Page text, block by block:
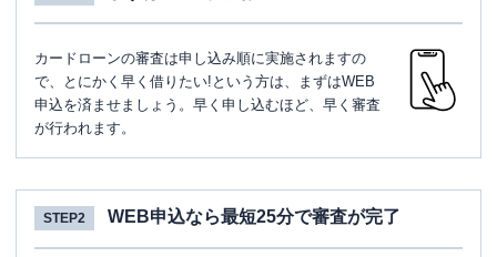
カードローンの審査は申し込み順に実施されますの
で、とにかく早く借りたい!という方は、まずはWEB
申込を済ませましょう。早く申し込むほど、早く審査
が行われます。
STEP2 WEB申込なら最短25分で審査が完了